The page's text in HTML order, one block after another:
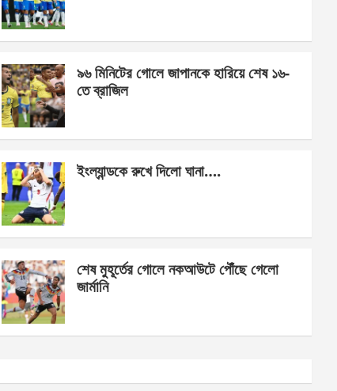
o
o
k
g
er
p
৯৬ মিনিটের গোলে জাপানকে হারিয়ে শেষ ১৬-
তে ব্রাজিল
ইংল্যান্ডকে রুখে দিলো ঘানা….
শেষ মুহূর্তের গোলে নকআউটে পৌঁছে গেলো
জার্মানি